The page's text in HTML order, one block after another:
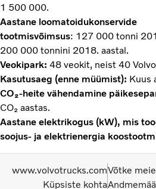
1 500 000.
Aastane loomatoidukonservide
tootmisvõimsus: 127 000 tonni
200 000 tonnini 2018. aastal.
Veokipark: 48 veokit, neist 40
Kasutusaeg (enne müümist): Kuus
CO₂-heite vähendamine
CO₂ aastas.
Aastane elektrikogus (kW), mis
soojus- ja elektrienergia
www.volvotrucks.comVõtke
Küpsiste kohta